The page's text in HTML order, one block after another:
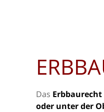
Das Erbbaurecht
oder unter der